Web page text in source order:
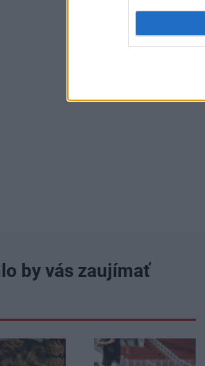
by vás zaujímať